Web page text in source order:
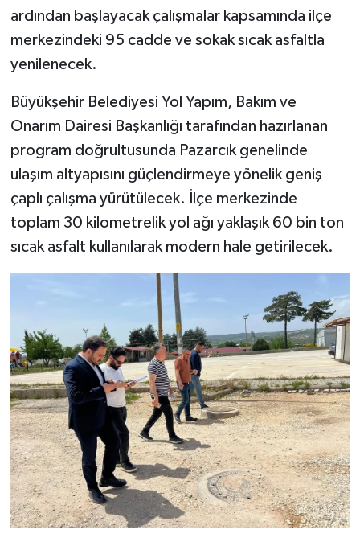
ardından başlayacak çalışmalar kapsamında ilçe
merkezindeki 95 cadde ve sokak sıcak asfaltla
yenilenecek.
Büyükşehir Belediyesi Yol Yapım, Bakım ve
Onarım Dairesi Başkanlığı tarafından hazırlanan
program doğrultusunda Pazarcık genelinde
ulaşım altyapısını güçlendirmeye yönelik geniş
çaplı çalışma yürütülecek. İlçe merkezinde
toplam 30 kilometrelik yol ağı yaklaşık 60 bin ton
sıcak asfalt kullanılarak modern hale getirilecek.
MEDYA
SEÇİM 2011
ÜÇÜNCÜ SAYFA
Yemek
SİVİL TOPLUM
ÇEK GÖNDER
KİTAP
HEDEF2020
OTOMOBİL
MİZAH